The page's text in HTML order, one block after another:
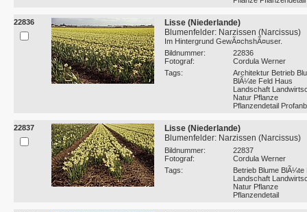
22836
Lisse (Niederlande)
Blumenfelder: Narzissen (Narcissus)
Im Hintergrund GewÃ¤chshÃ¤user.
Bildnummer:
22836
Fotograf:
Cordula Werner
Tags:
Architektur Betrieb
BlÃ¼te Feld Haus
Landschaft
Natur Pflanze
Pflanzendetail
22837
Lisse (Niederlande)
Blumenfelder: Narzissen (Narcissus)
Bildnummer:
22837
Fotograf:
Cordula Werner
Tags:
Betrieb Blume BlÃ¼te
Landschaft
Natur Pflanze
Pflanzendetail